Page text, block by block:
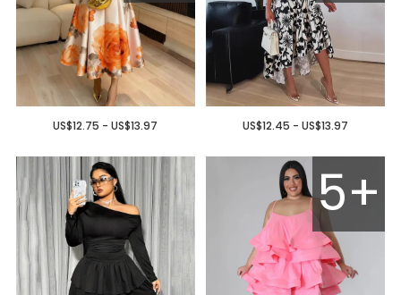
US$12.75 - US$13.97 US$12.45 - US$13.97
5+